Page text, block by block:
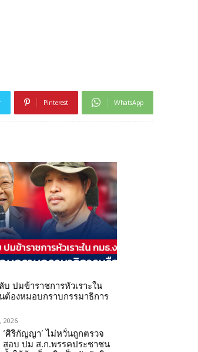
Pinterest WhatsApp
บ ปมข้าราชการหัวเราะใน
ต้องหมอบกราบกรรมาธิการ
2026
‘ศิริกัญญา’ ไม่หวั่นถูกตรวจ
สอบ ปม ส.ก.พรรคประชาชน